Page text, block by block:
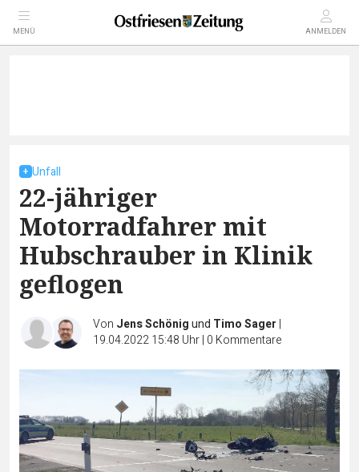
MENÜ ANMELDEN
Unfall
22-jähriger
Motorradfahrer mit
Hubschrauber in Klinik
geflogen
Von Jens Schönigund Timo Sager |
19.04.2022 15:48 Uhr| 0 Kommentare